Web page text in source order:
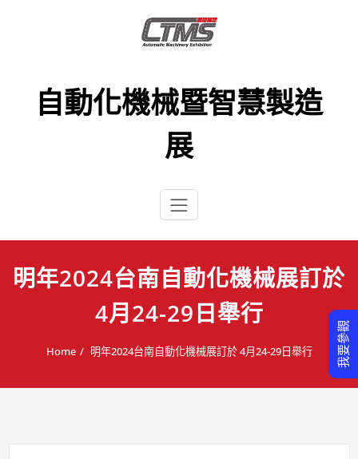
自動化機械暨智慧製造
展
明年2024台南自動化機械展訂於
4月24-29日舉行
Home 明年2024台南自動化機械展訂於 4月24-29日舉行 我要參觀